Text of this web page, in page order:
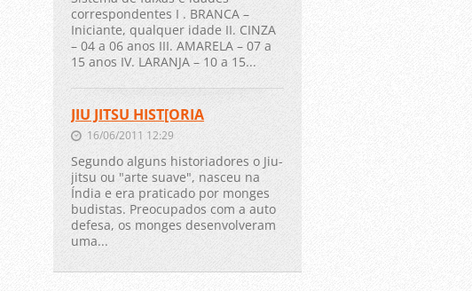
correspondentes I . BRANCA –
Iniciante, qualquer idade II. CINZA
– 04 a 06 anos III. AMARELA – 07 a
15 anos IV. LARANJA – 10 a 15...
JIU JITSU HIST[ORIA
16/06/2011 12:29
Segundo alguns historiadores o Jiu-
jitsu ou "arte suave", nasceu na
Índia e era praticado por monges
budistas. Preocupados com a auto
defesa, os monges desenvolveram
uma...